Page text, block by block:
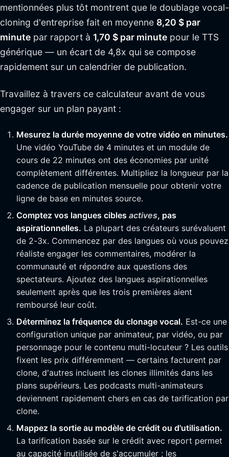
mentionnées plus tôt montrent que le doublage vocal-
cloning d'entreprise fait en moyenne 8,20 $ par
minute par rapport à 1,70 $ par minute pour le TTS
générique — un écart de 4,8x qui se compose
rapidement sur un calendrier de publication.
Travaillez à travers ce calculateur avant de vous
engager sur un plan payant :
Mesurez la durée moyenne de votre vidéo en minutes.
Une vidéo YouTube de 4 minutes et un module de
cours de 22 minutes ont des économies par unité
complètement différentes. Multipliez la longueur par la
cadence de publication mensuelle pour obtenir votre
ligne de base en minutes source.
Comptez vos langues cibles actives, pas
aspirationnelles. La plupart des créateurs surévaluent
de 2-3x. Commencez par des langues où vous pouvez
réaliste engager les commentaires, modérer la
communauté et répondre aux questions des
spectateurs. Ajoutez des langues aspirationnelles
seulement après que les trois premières aient
remboursé leur coût.
Déterminez la fréquence du clonage vocal. Est-ce une
configuration unique par animateur, par vidéo, ou par
personnage pour le contenu multi-locuteur ? Les outils
fixent les prix différemment — certains facturent par
clone, d'autres incluent les clones illimités dans les
plans supérieurs. Les podcasts multi-animateurs
deviennent rapidement chers en cas de tarification par
clone.
Mappez la sortie au modèle de crédit ou d'utilisation.
La tarification basée sur le crédit avec report permet
au capacité inutilisée de s'accumuler ; les